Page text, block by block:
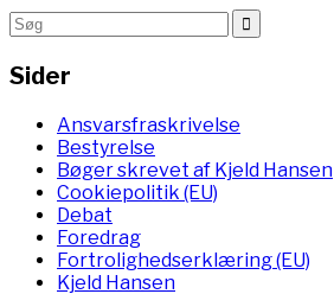
Sider
Ansvarsfraskrivelse
Bestyrelse
Bøger skrevet af Kjeld Hansen
Cookiepolitik (EU)
Debat
Foredrag
Fortrolighedserklæring (EU)
Kjeld Hansen